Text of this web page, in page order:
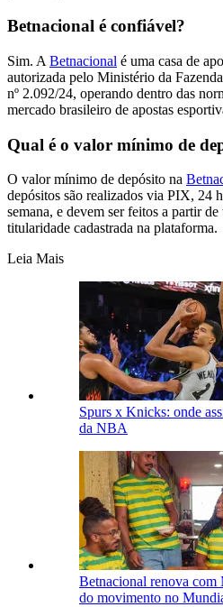
Betnacional é confiável?
Sim. A Betnacional é uma casa de
autorizada pelo Ministério da
nº 2.092/24, operando dentro das
mercado brasileiro de apostas
Qual é o valor mínimo de
O valor mínimo de depósito na
depósitos são realizados via PIX, 24
semana, e devem ser feitos a partir
titularidade cadastrada na plataforma.
Leia Mais
Spurs x Knicks: onde
da NBA
Betnacional renova com
do movimento no